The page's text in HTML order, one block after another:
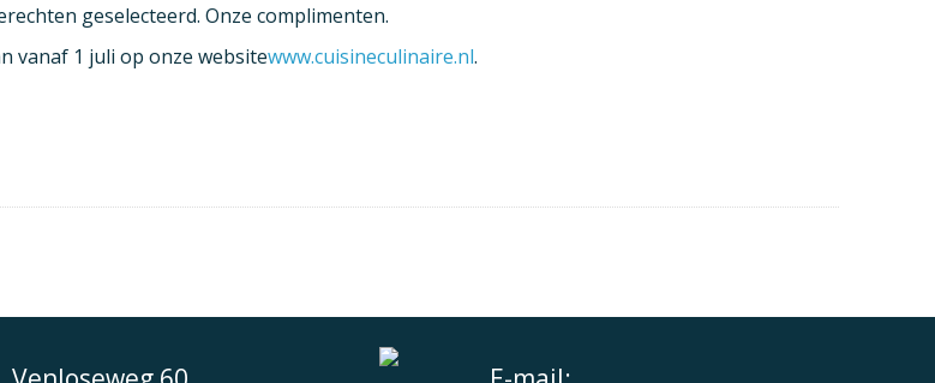
geselecteerd. Onze complimenten.
vanaf 1 juli op onze websitewww.cuisineculinaire.nl.